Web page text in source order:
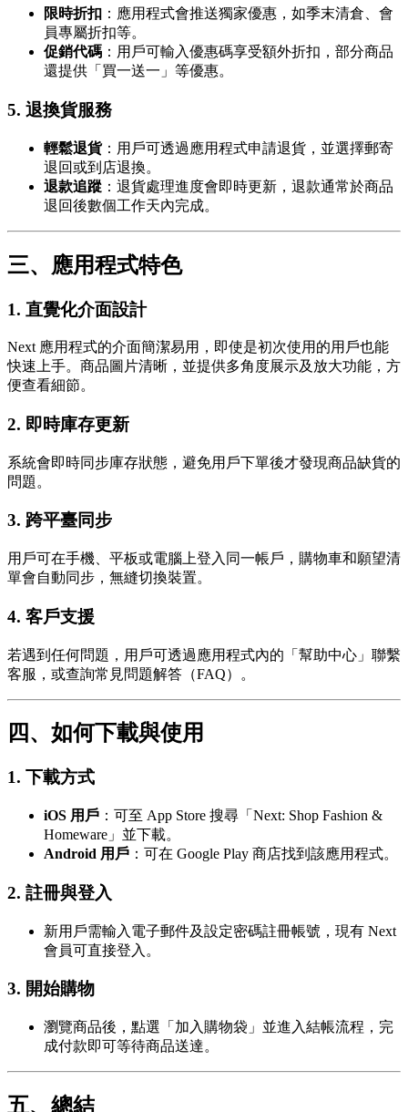
限時折扣 ：應用程式會推送獨家優惠，如季末清倉、會
員專屬折扣等。
促銷代碼 ：用戶可輸入優惠碼享受額外折扣，部分商品
還提供「買一送一」等優惠。
5. 退換貨服務
輕鬆退貨：用戶可透過應用程式申請退貨，並選擇郵寄
退回或到店退換。
退款追蹤 ：退貨處理進度會即時更新，退款通常於商品
退回後數個工作天內完成。
三、應用程式特色
1. 直覺化介面設計
Next 應用程式的介面簡潔易用，即使是初次使用的用戶也能
快速上手。商品圖片清晰，並提供多角度展示及放大功能，方
便查看細節。
2. 即時庫存更新
系統會即時同步庫存狀態，避免用戶下單後才發現商品缺貨的
問題。
3. 跨平臺同步
用戶可在手機、平板或電腦上登入同一帳戶，購物車和願望清
單會自動同步，無縫切換裝置。
4. 客戶支援
若遇到任何問題，用戶可透過應用程式內的「幫助中心」聯繫
客服，或查詢常見問題解答（FAQ）。
四、如何下載與使用
1. 下載方式
iOS 用戶 ：可至 App Store 搜尋「Next: Shop Fashion &
Homeware」並下載。
Android 用戶 ：可在 Google Play 商店找到該應用程式。
2. 註冊與登入
新用戶需輸入電子郵件及設定密碼註冊帳號，現有 Next
會員可直接登入。
3. 開始購物
瀏覽商品後，點選「加入購物袋」並進入結帳流程，完
成付款即可等待商品送達。
五、總結